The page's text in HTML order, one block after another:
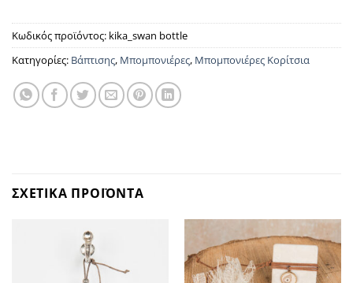
Κωδικός προϊόντος: kika_swan bottle
Κατηγορίες: Βάπτισης, Μπομπονιέρες, Μπομπονιέρες Κορίτσια
ΣΧΕΤΙΚΑ ΠΡΟΪΟΝΤΑ